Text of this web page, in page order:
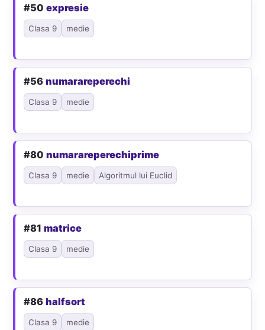
#50expresie
Clasa 9 medie
#56numarareperechi
Clasa 9 medie
#80numarareperechiprime
Clasa 9 medie Algoritmul lui Euclid
#81matrice
Clasa 9 medie
#86halfsort
Clasa 9 medie